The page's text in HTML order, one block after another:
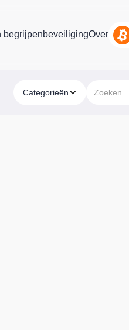
begrijpenbeveiligingOver
Categorieën